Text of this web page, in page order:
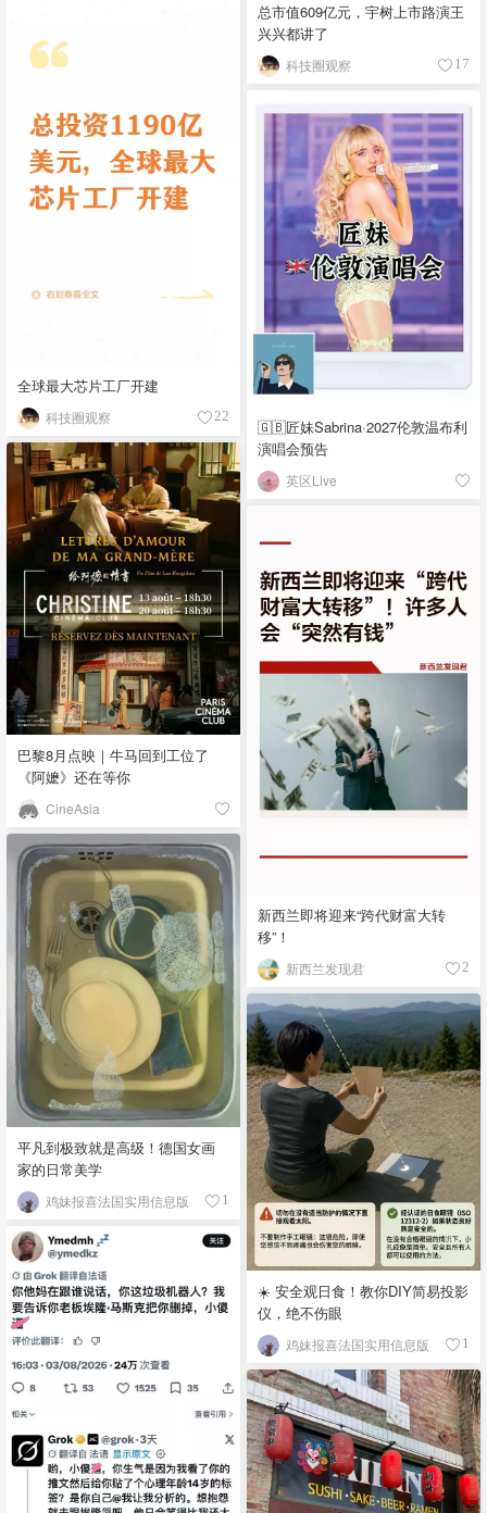
总市值609亿元，宇树上市路演王
兴兴都讲了
科技圈观察 17
全球最大芯片工厂开建
科技圈观察 22
🇬🇧匠妹Sabrina·2027伦敦温布利
演唱会预告
英区Live
巴黎8月点映｜牛马回到工位了
《阿嬷》还在等你
CineAsia
新西兰即将迎来“跨代财富大转
移”！
新西兰发现君 2
平凡到极致就是高级！德国女画
家的日常美学
鸡妹报喜法国实用信息版 1
☀️ 安全观日食！教你DIY简易投影
仪，绝不伤眼
鸡妹报喜法国实用信息版 1